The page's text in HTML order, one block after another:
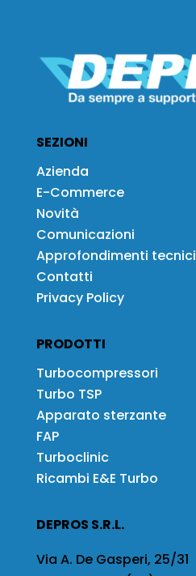
SEZIONI
Azienda
E-Commerce
Novità
Comunicazioni
Approfondimenti tecnici
Contatti
Privacy Policy
PRODOTTI
Turbocompressori
Turbo TSP
Apparato sterzante
FAP
Turboclinic
Ricambi E&E Turbo
DEPROS S.R.L.
Via A. De Gasperi, 25/31